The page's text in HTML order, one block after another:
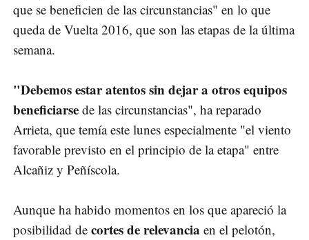
que se beneficien de las circunstancias" en lo que
queda de Vuelta 2016, que son las etapas de la última
semana.
"Debemos estar atentos sin dejar a otros equipos
beneficiarse de las circunstancias", ha reparado
Arrieta, que temía este lunes especialmente "el viento
favorable previsto en el principio de la etapa" entre
Alcañiz y Peñíscola.
Aunque ha habido momentos en los que apareció la
posibilidad de cortes de relevancia en el pelotón,